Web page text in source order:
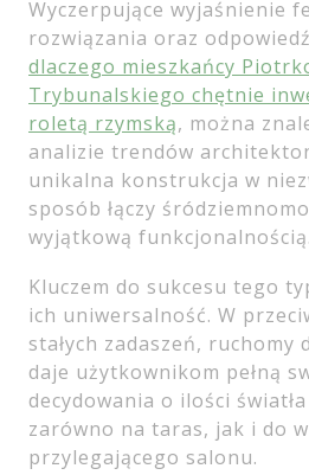
Wyczerpujące wyjaśnienie
rozwiązania oraz
dlaczego mieszkańcy
Trybunalskiego chętnie
roletą rzymską, można
analizie trendów
unikalna konstrukcja w
sposób łączy
wyjątkową funkcjonalnością.
Kluczem do sukcesu tego
ich uniwersalność. W
stałych zadaszeń, ruchomy
daje użytkownikom pełną
decydowania o ilości
zarówno na taras, jak i do
przylegającego salonu.